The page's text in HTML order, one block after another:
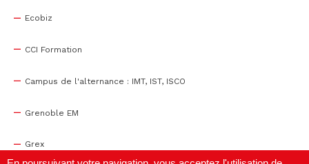
Ecobiz
CCI Formation
Campus de l'alternance : IMT, IST, ISCO
Grenoble EM
Grex